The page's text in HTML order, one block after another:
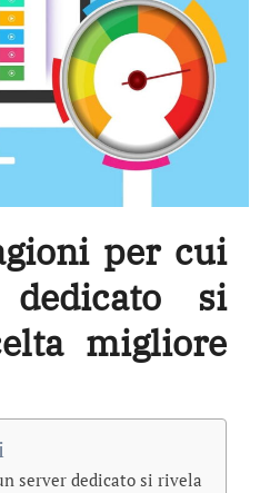
per cui
si
migliore
server dedicato si rivela